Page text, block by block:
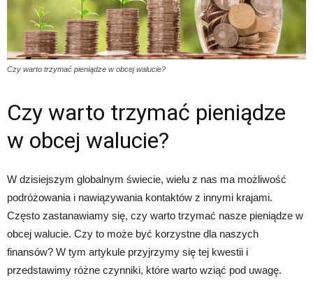
Czy warto trzymać pieniądze w obcej walucie?
Czy warto trzymać pieniądze
w obcej walucie?
W dzisiejszym globalnym świecie, wielu z nas ma możliwość
podróżowania i nawiązywania kontaktów z innymi krajami.
Często zastanawiamy się, czy warto trzymać nasze pieniądze w
obcej walucie. Czy to może być korzystne dla naszych
finansów? W tym artykule przyjrzymy się tej kwestii i
przedstawimy różne czynniki, które warto wziąć pod uwagę.